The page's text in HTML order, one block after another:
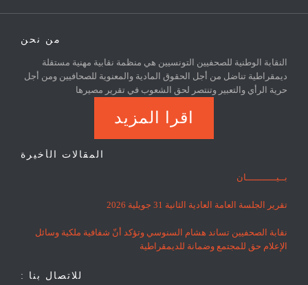
من نحن
النقابة الوطنية للصحفيين التونسيين هي منظمة نقابية مهنية مستقلة
ديمقراطية تناضل من أجل الحقوق المادية والمعنوية للصحافيين ومن أجل
حرية الرأي والتعبير وتنتصر لحق الشعوب في تقرير مصيرها
اقرا المزيد
المقالات الأخيرة
بــيـــــــــــان
تقرير الجلسة العامة العادية الثانية 31 جويلية 2026
نقابة الصحفيين تساند هشام السنوسي وتؤكد أنّ شفافية ملكية وسائل
الإعلام حق للمجتمع وضمانة للديمقراطية
للاتصال بنا :